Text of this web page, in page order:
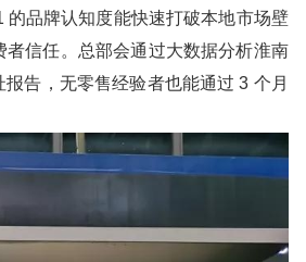
品牌认知度能快速打破本地市场壁
信任。总部会通过大数据分析淮南
告，无零售经验者也能通过 3 个月